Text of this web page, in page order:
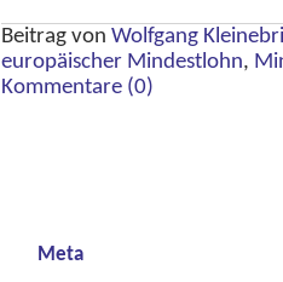
Beitrag von Wolfgang
europäischer Mindestlohn,
Kommentare (0)
Meta